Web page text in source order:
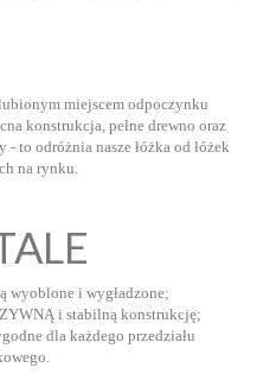
miejscem odpoczynku
konstrukcja, pełne drewno oraz
- to odróżnia nasze łóżka od łóżek
na rynku.
wyoblone i wygładzone;
i stabilną konstrukcję;
dla każdego przedziału